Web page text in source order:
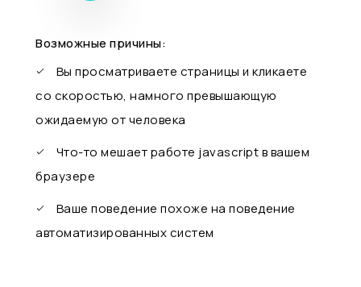
Возможные причины:
Вы просматриваете страницы и кликаете
со скоростью, намного превышающую
ожидаемую от человека
Что-то мешает работе javascript в вашем
браузере
Ваше поведение похоже на поведение
автоматизированных систем